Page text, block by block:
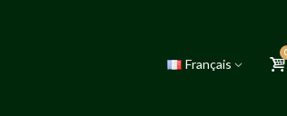
Français